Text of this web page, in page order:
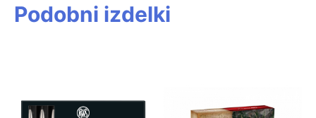
Podobni izdelki